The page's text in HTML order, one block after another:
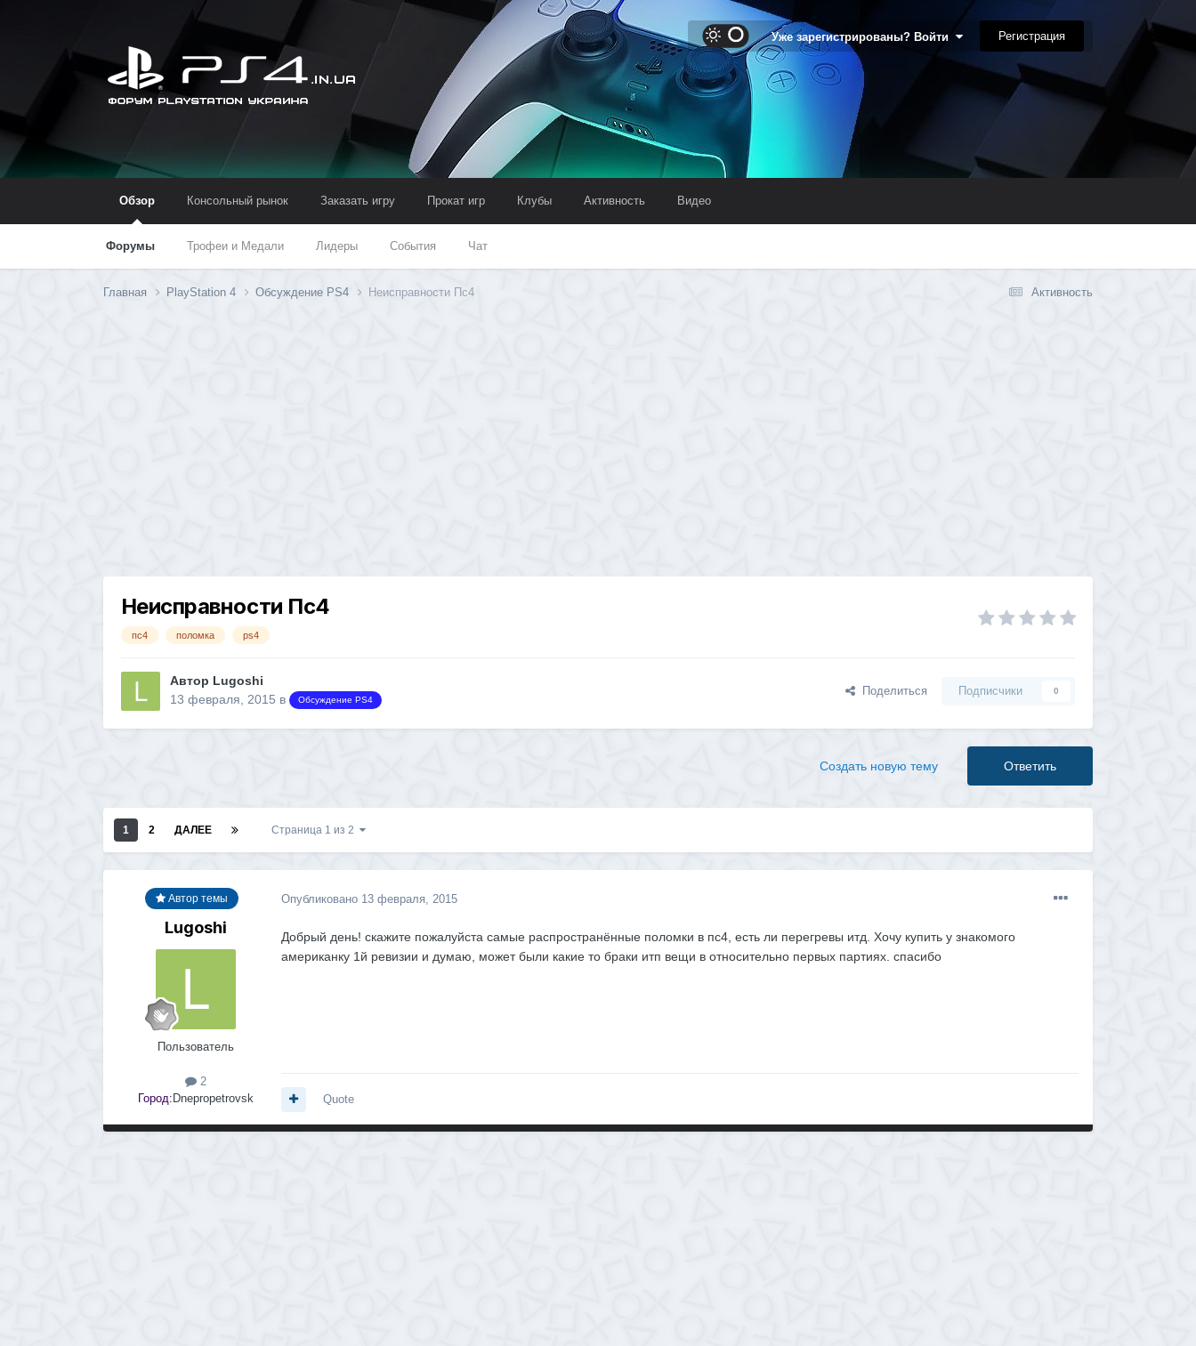
Уже зарегистрированы? Войти Регистрация
Обзор
Форумы Трофеи и Медали Лидеры События Чат
Консольный рынок Заказать игру Прокат игр Клубы Активность Видео
Активность
Главная PlayStation 4 Обсуждение PS4 Неисправности Пс4
Неисправности Пс4
пс4 поломка ps4
Автор Lugoshi
13 февраля, 2015 в Обсуждение PS4
Поделиться Подписчики 0
Ответить
Создать новую тему
1 2 ДАЛЕЕ Страница 1 из 2
Автор темы
Lugoshi
Пользователь
2
Город: Dnepropetrovsk
Опубликовано 13 февраля, 2015
Добрый день! скажите пожалуйста самые распространённые поломки в пс4, есть ли перегревы итд. Хочу купить у знакомого
американку 1й ревизии и думаю, может были какие то браки итп вещи в относительно первых партиях. спасибо
Quote